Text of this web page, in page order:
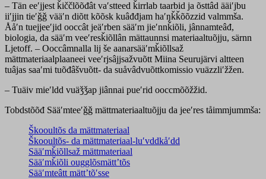
– Tän eeʹjjest ǩiččlõõđât vaʹstteed ǩirrlab taarbid ja õsttâd ääiʹjbu
iiʹjjin tieʹǧǧ vääʹn diõtt kõõsk kuâđđjam haʹŋǩǩõõzzid valmmša.
Ååʹn tuejjeeʹjid ooccât jeäʹrben sääʹm jieʹnnǩiõli, jânnamteâđ,
biologia, da sääʹm veeʹresǩiõllân mättaunnsi materiaaltuõjju, särnn
Ljetoff. – Ooccâmnalla lij še aanarsääʹmǩiõllsaž
mättmateriaalplaaneei veeʹrjsâjjsažvuõtt Miina Seurujärvi altteen
tuâjas saaʹmi tuõđâšvuõtt- da suåvâdvuõttkomissio vuäzzliʹžžen.
– Tuäiv mieʹldd vuäǯǯap jiânnai pueʹrid ooccmõõžžid.
Tobdstõõđ Sääʹmteeʹǧǧ mättmateriaaltuõjju da jeeʹres tåimmjummša:
Škooultõs da mättmateriaal
Škooultõs- da mättmateriaal-luʹvddkåʹdd
Sääʹmǩiõllsaž mättmateriaal
Sääʹmǩiõli ougglõsmättʼtõs
Sääʹmteâtt mättʼtõʹsse